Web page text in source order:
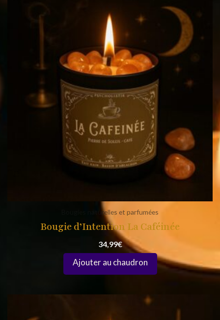
Bougies naturelles et parfumées
Bougie d’Intention La Caféinée
34,99€